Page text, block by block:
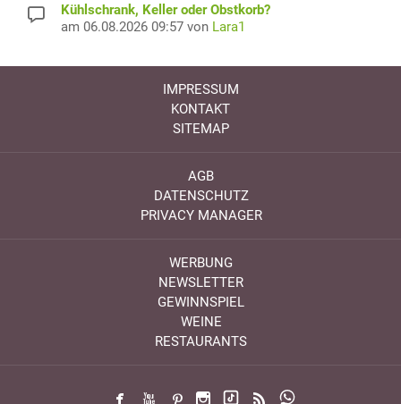
Kühlschrank, Keller oder Obstkorb?
am 06.08.2026 09:57 von Lara1
IMPRESSUM
KONTAKT
SITEMAP
AGB
DATENSCHUTZ
PRIVACY MANAGER
WERBUNG
NEWSLETTER
GEWINNSPIEL
WEINE
RESTAURANTS